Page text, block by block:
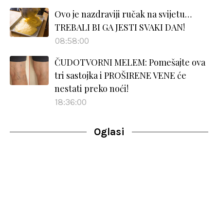
Ovo je nazdraviji ručak na svijetu…
TREBALI BI GA JESTI SVAKI DAN!
08:58:00
ČUDOTVORNI MELEM: Pomešajte ova
tri sastojka i PROŠIRENE VENE će
nestati preko noći!
18:36:00
Oglasi